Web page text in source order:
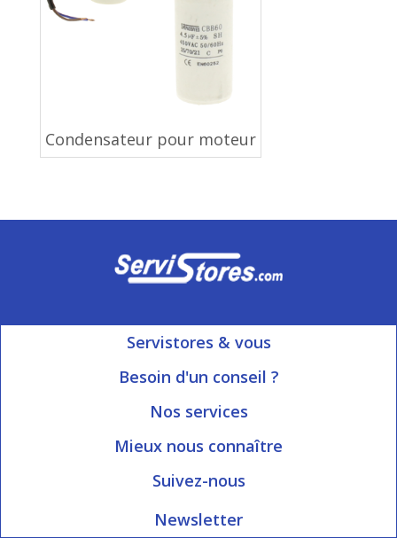
Condensateur pour moteur
Servistores & vous
Mon compte
Besoin d'un conseil ?
Ouvert du Lundi au Vendredi
Nos services
Informations livraison
Blog Servistores
Plan du site
Index articles
Mieux nous connaître
Qui sommes-nous?
Engagé avec vous
Suivez-nous
Newsletter